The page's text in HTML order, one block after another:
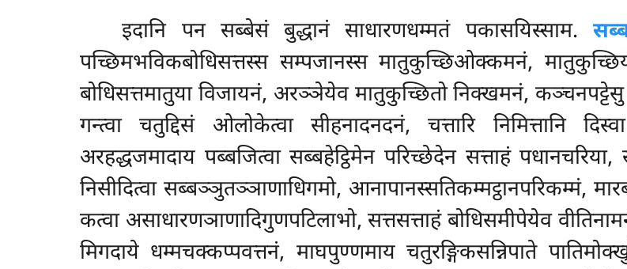
इदानि पन सब्बेसं बुद्धानं साधारणधम्मतं पकासयिस्साम.
पच्छिमभविकबोधिसत्तस्स सम्पजानस्स मातुकुच्छिओक्कमनं,
बोधिसत्तमातुया विजायनं, अरञ्ञेयेव मातुकुच्छितो निक्खमनं, कञ्चनपट्टेसु
गन्त्वा चतुद्दिसं ओलोकेत्वा सीहनादनदनं, चत्तारि निमित्तानि
अरहद्धजमादाय पब्बजित्वा सब्बहेट्ठिमेन परिच्छेदेन सत्ताहं
निसीदित्वा सब्बञ्ञुतञ्ञाणाधिगमो, आनापानस्सतिकम्मट्ठानपरिकम्मं,
कत्वा असाधारणञाणादिगुणपटिलाभो, सत्तसत्ताहं बोधिसमीपेयेव
मिगदाये धम्मचक्कप्पवत्तनं, माघपुण्णमाय चतुरङ्गिकसन्निपाते